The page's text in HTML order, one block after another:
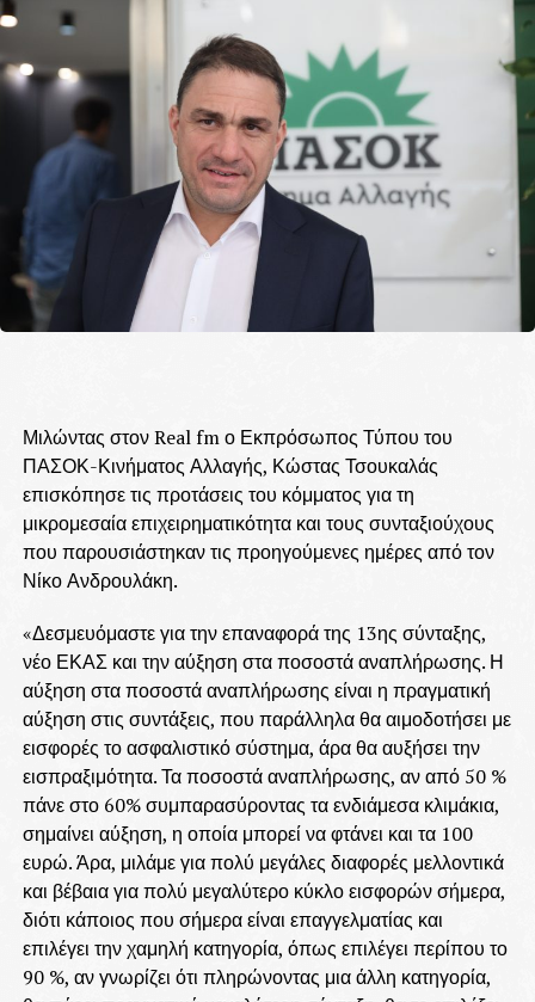
Μιλώντας στον Real fm ο Εκπρόσωπος Τύπου του
ΠΑΣΟΚ-Κινήματος Αλλαγής, Κώστας Τσουκαλάς
επισκόπησε τις προτάσεις του κόμματος για τη
μικρομεσαία επιχειρηματικότητα και τους συνταξιούχους
που παρουσιάστηκαν τις προηγούμενες ημέρες από τον
Νίκο Ανδρουλάκη.
«Δεσμευόμαστε για την επαναφορά της 13ης σύνταξης,
νέο ΕΚΑΣ και την αύξηση στα ποσοστά αναπλήρωσης. Η
αύξηση στα ποσοστά αναπλήρωσης είναι η πραγματική
αύξηση στις συντάξεις, που παράλληλα θα αιμοδοτήσει με
εισφορές το ασφαλιστικό σύστημα, άρα θα αυξήσει την
εισπραξιμότητα. Τα ποσοστά αναπλήρωσης, αν από 50 %
πάνε στο 60% συμπαρασύροντας τα ενδιάμεσα κλιμάκια,
σημαίνει αύξηση, η οποία μπορεί να φτάνει και τα 100
ευρώ. Άρα, μιλάμε για πολύ μεγάλες διαφορές μελλοντικά
και βέβαια για πολύ μεγαλύτερο κύκλο εισφορών σήμερα,
διότι κάποιος που σήμερα είναι επαγγελματίας και
επιλέγει την χαμηλή κατηγορία, όπως επιλέγει περίπου το
90 %, αν γνωρίζει ότι πληρώνοντας μια άλλη κατηγορία,